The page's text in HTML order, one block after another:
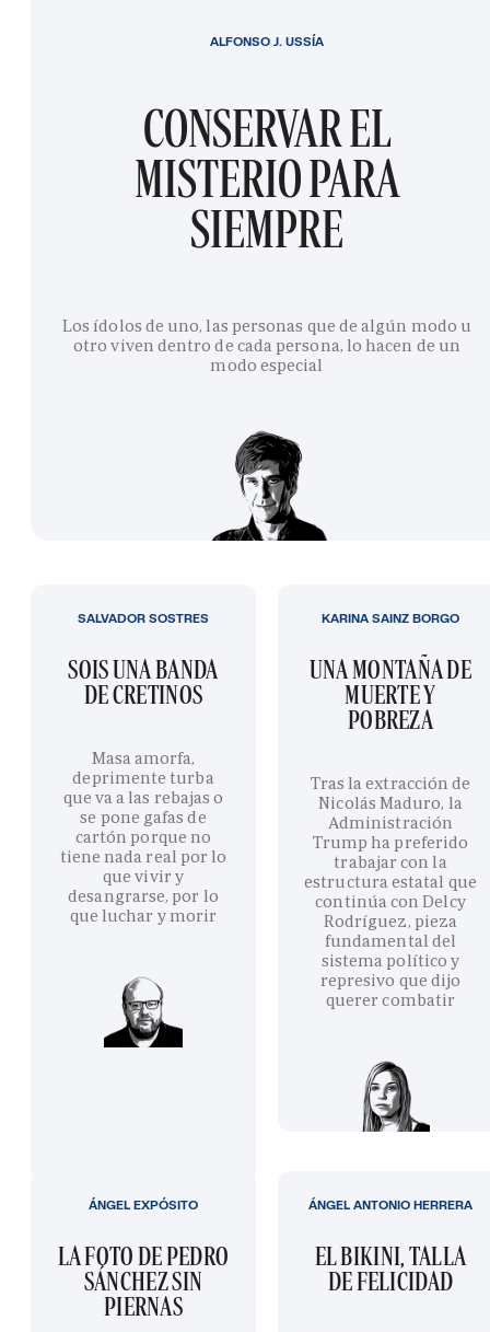
CONSERVAR EL
MISTERIO PARA
SIEMPRE
Los ídolos de uno, las personas que de algún modo u
otro viven dentro de cada persona, lo hacen de un
modo especial
ALFONSO J. USSÍA
SOIS UNA BANDA
DE CRETINOS
Masa amorfa,
deprimente turba
que va a las rebajas o
se pone gafas de
cartón porque no
tiene nada real por lo
que vivir y
desangrarse, por lo
que luchar y morir
SALVADOR SOSTRES
UNA MONTAÑA DE
MUERTE Y
POBREZA
Tras la extracción de
Nicolás Maduro, la
Administración
Trump ha preferido
trabajar con la
estructura estatal que
continúa con Delcy
Rodríguez, pieza
fundamental del
sistema político y
represivo que dijo
querer combatir
KARINA SAINZ BORGO
LA FOTO DE PEDRO
SÁNCHEZ SIN
PIERNAS
ÁNGEL EXPÓSITO
EL BIKINI, TALLA
DE FELICIDAD
ÁNGEL ANTONIO HERRERA